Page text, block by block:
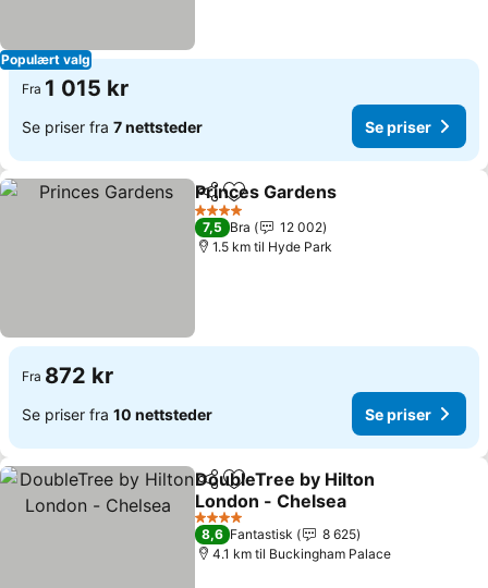
Populært valg
Fra 1 015 kr
Se priser fra 7 nettsteder Se priser
Del Legg til i favoritter
Princes Gardens
4 Stjerner
7,5 Bra
12 002
1.5 km til Hyde Park
Fra 872 kr
Se priser fra 10 nettsteder Se priser
Del Legg til i favoritter
DoubleTree by Hilton
London - Chelsea
Se priser
4 Stjerner
8,6 Fantastisk
8 625
4.1 km til Buckingham Palace